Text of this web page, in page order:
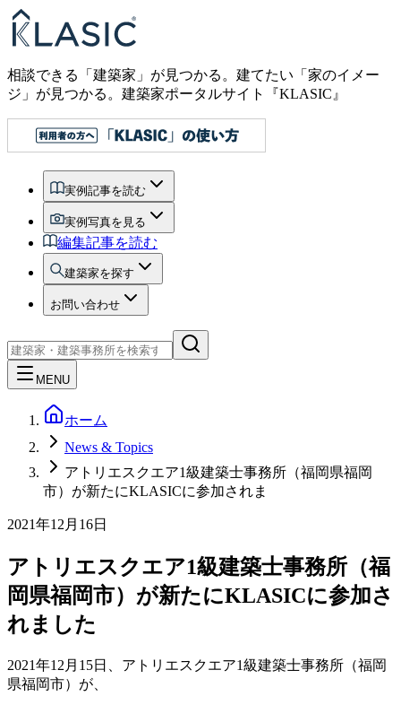
相談できる「建築家」が見つかる。建てたい「家のイメー
ジ」が見つかる。 建築家ポータルサイト『KLASIC』
実例記事を読む
実例写真を見る
編集記事を読む
建築家を探す
お問い合わせ
MENU
ホーム
News & Topics
アトリエスクエア1級建築士事務所（福岡県福岡
市）が新たにKLASICに参加されま
2021年12月16日
アトリエスクエア1級建築士事務所（福
岡県福岡市）が新たにKLASICに参加さ
れました
2021年12月15日、アトリエスクエア1級建築士事務所（福岡
県福岡市）が、